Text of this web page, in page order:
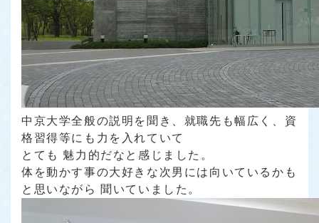
中京大学全般の説明を聞き、就職先も幅広く、資
格習得等にも力を入れていて
とても 魅力的だなと感じました。
体を動かす事の大好きな次男には向いているかも
と思いながら 聞いていました。